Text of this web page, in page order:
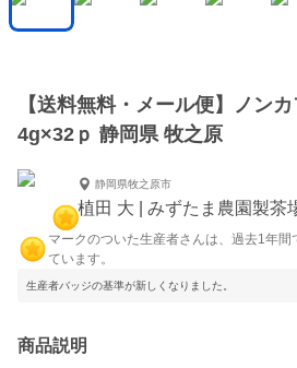
【送料無料・メール便】ノン
4g×32ｐ 静岡県 牧之原
静岡県牧之原市
植田 大 | みずたま農園製茶
マークのついた生産者さんは、過去1年
ています。
生産者バッジの基準が新しくなりました。
商品説明